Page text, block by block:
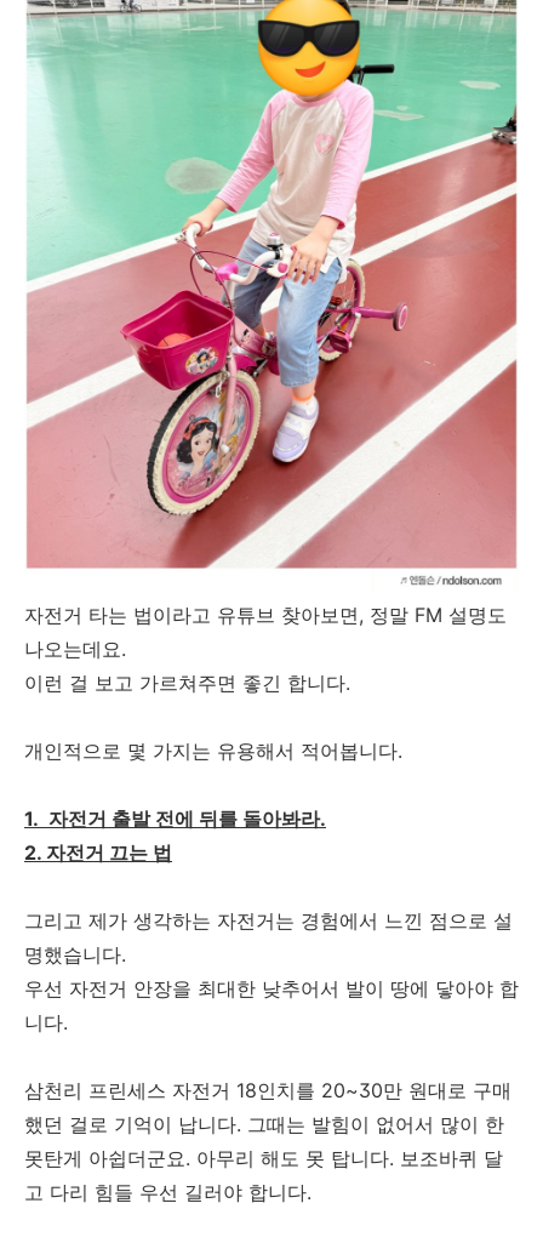
자전거 타는 법이라고 유튜브 찾아보면, 정말 FM 설명도
나오는데요.
이런 걸 보고 가르쳐주면 좋긴 합니다.
개인적으로 몇 가지는 유용해서 적어봅니다.
1. 자전거 출발 전에 뒤를 돌아봐라.
2. 자전거 끄는 법
그리고 제가 생각하는 자전거는 경험에서 느낀 점으로 설
명했습니다.
우선 자전거 안장을 최대한 낮추어서 발이 땅에 닿아야 합
니다.
삼천리 프린세스 자전거 18인치를 20~30만 원대로 구매
했던 걸로 기억이 납니다. 그때는 발힘이 없어서 많이 한
못탄게 아쉽더군요. 아무리 해도 못 탑니다. 보조바퀴 달
고 다리 힘들 우선 길러야 합니다.